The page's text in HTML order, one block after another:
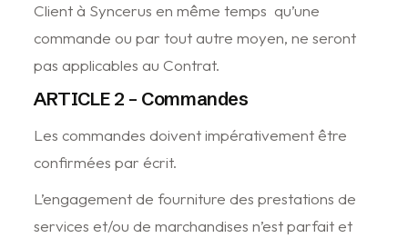
Client à Syncerus en même temps qu’une
commande ou par tout autre moyen, ne seront
pas applicables au Contrat.
ARTICLE 2 – Commandes
Les commandes doivent impérativement être
confirmées par écrit.
L’engagement de fourniture des prestations de
services et/ou de marchandises n’est parfait et